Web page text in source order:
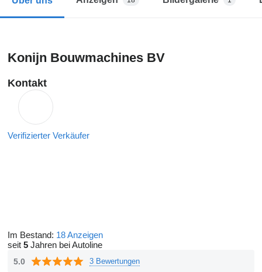
Konijn Bouwmachines BV
Kontakt
Verifizierter Verkäufer
Im Bestand: 18 Anzeigen
seit 5 Jahren bei Autoline
5.0 3 Bewertungen